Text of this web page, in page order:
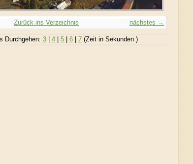
nächstes →
Zurück ins Verzeichnis
Durchgehen: 3| 4| 5| 6| 7(Zeit in Sekunden )